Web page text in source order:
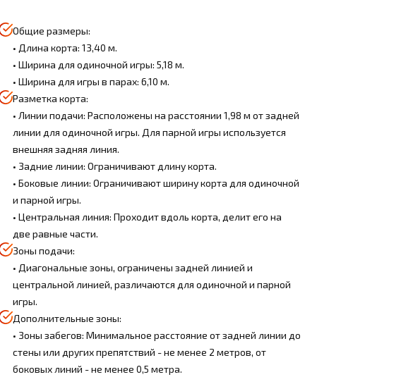
Общие размеры:
• Длина корта: 13,40 м.
• Ширина для одиночной игры: 5,18 м.
• Ширина для игры в парах: 6,10 м.
Разметка корта:
• Линии подачи: Расположены на расстоянии 1,98 м от задней
линии для одиночной игры. Для парной игры используется
внешняя задняя линия.
• Задние линии: Ограничивают длину корта.
• Боковые линии: Ограничивают ширину корта для одиночной
и парной игры.
• Центральная линия: Проходит вдоль корта, делит его на
две равные части.
Зоны подачи:
• Диагональные зоны, ограничены задней линией и
центральной линией, различаются для одиночной и парной
игры.
Дополнительные зоны:
• Зоны забегов: Минимальное расстояние от задней линии до
стены или других препятствий - не менее 2 метров, от
боковых линий - не менее 0,5 метра.